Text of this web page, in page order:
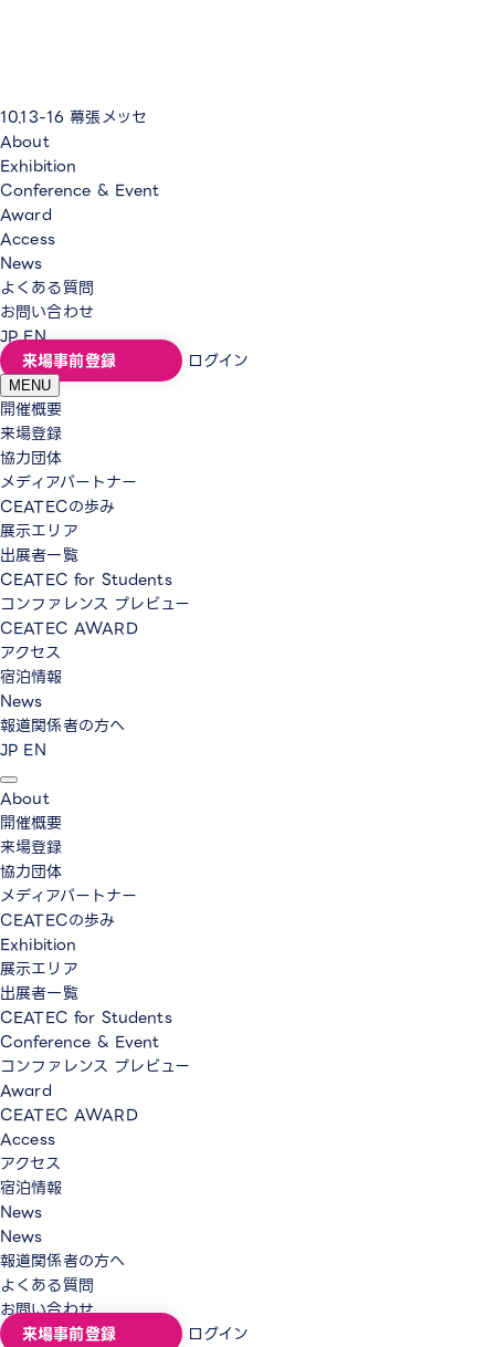
10.13-16 幕張メッセ
About
Exhibition
Conference & Event
Award
Access
News
よくある質問
お問い合わせ
JP EN
来場事前登録
ログイン
MENU
開催概要
来場登録
協力団体
メディアパートナー
CEATECの歩み
展示エリア
出展者一覧
CEATEC for Students
コンファレンス プレビュー
CEATEC AWARD
アクセス
宿泊情報
News
報道関係者の方へ
JP EN
About
開催概要
来場登録
協力団体
メディアパートナー
CEATECの歩み
Exhibition
展示エリア
出展者一覧
CEATEC for Students
Conference & Event
コンファレンス プレビュー
Award
CEATEC AWARD
Access
アクセス
宿泊情報
News
News
報道関係者の方へ
よくある質問
お問い合わせ
来場事前登録
ログイン